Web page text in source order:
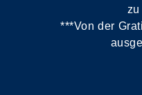
zu
***Von der